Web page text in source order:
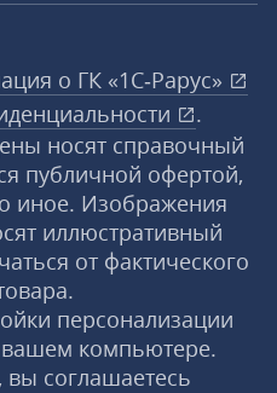
о ГК «1С‑Рарус»
.
носят справочный
публичной офертой,
иное. Изображения
иллюстративный
от фактического
персонализации
вашем компьютере.
вы соглашаетесь